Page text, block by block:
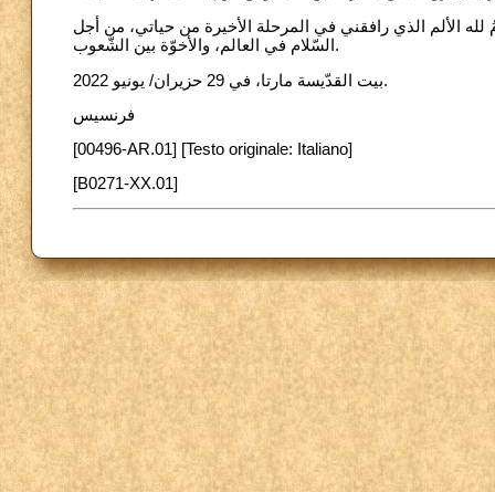
الألم الذي رافقني في المرحلة الأخيرة من حياتي، من أجل
السّلام في العالم، والأخوّة بين الشّعوب.
بيت القدّيسة مارتا، في 29 حزيران/ يونيو 2022.
فرنسيس
[00496-AR.01] [Testo originale: Italiano]
[B0271-XX.01]